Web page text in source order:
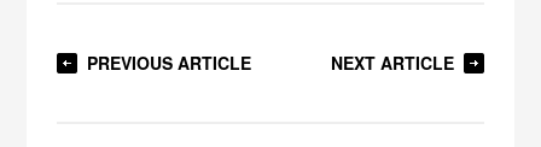
PREVIOUS ARTICLE NEXT ARTICLE